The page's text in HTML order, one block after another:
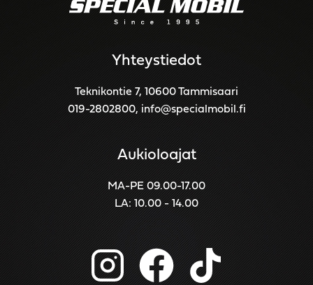
Yhteystiedot
Teknikontie 7, 10600 Tammisaari
019-2802800, info@specialmobil.fi
Aukioloajat
MA-PE 09.00-17.00
LA: 10.00 - 14.00